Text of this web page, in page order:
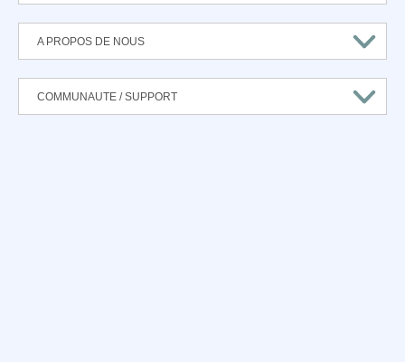
A PROPOS DE NOUS
COMMUNAUTE / SUPPORT